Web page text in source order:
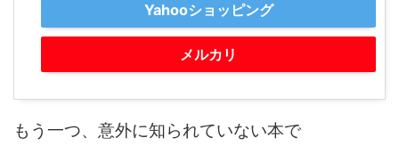
Yahooショッピング
メルカリ
もう一つ、意外に知られていない本で